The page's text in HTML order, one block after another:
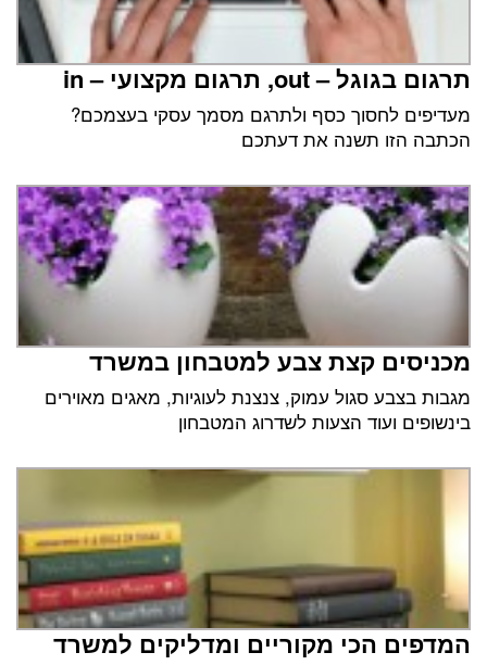
תרגום בגוגל – out, תרגום מקצועי – in
מעדיפים לחסוך כסף ולתרגם מסמך עסקי בעצמכם?
הכתבה הזו תשנה את דעתכם
מכניסים קצת צבע למטבחון במשרד
מגבות בצבע סגול עמוק, צנצנת לעוגיות, מאגים מאוירים
בינשופים ועוד הצעות לשדרוג המטבחון
המדפים הכי מקוריים ומדליקים למשרד